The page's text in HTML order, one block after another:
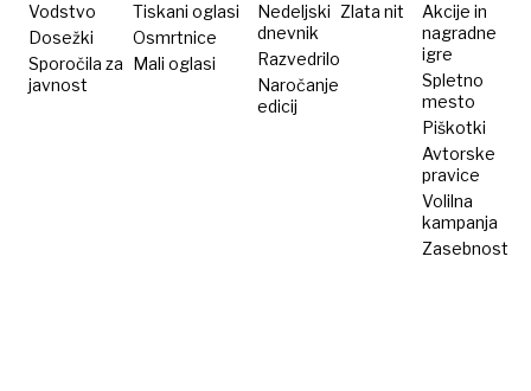
Vodstvo
Dosežki
Sporočila za
javnost
Tiskani oglasi
Osmrtnice
Mali oglasi
Nedeljski
dnevnik
Razvedrilo
Naročanje
edicij
Zlata nit
Akcije in
nagradne
igre
Spletno
mesto
Piškotki
Avtorske
pravice
Volilna
kampanja
Zasebnost